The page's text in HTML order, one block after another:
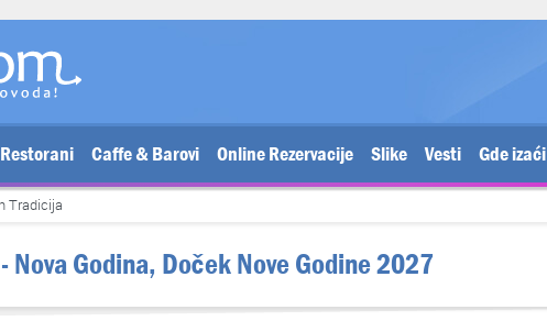
Restorani Caffe & Barovi Online Rezervacije Slike Vesti Gde izaći
Tradicija
Nova Godina, Doček Nove Godine 2027